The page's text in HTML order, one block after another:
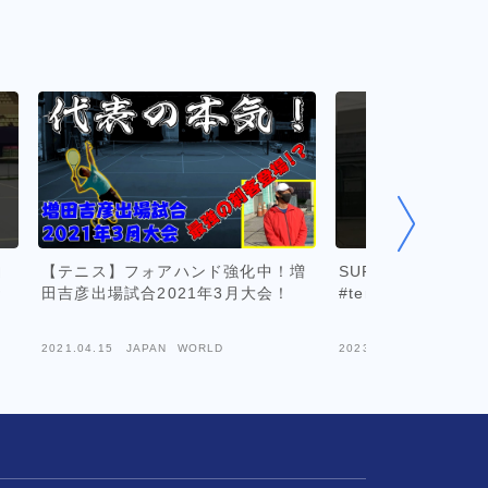
【テニス】フォアハンド強化中！増
田吉彦出場試合2021年3月大会！
2021.04.15 JAPAN WORLD
SUPER
#tennis
2023.05.19